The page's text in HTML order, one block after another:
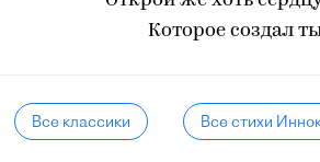
Которое создал
Все классики Все стихи